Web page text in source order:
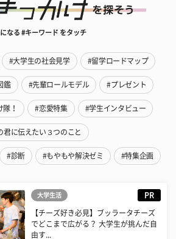
なる #キーワード をタッチ
#大学生の社会見学 #留学ロードマップ
鑑 #先輩ロールモデル #プレゼント
！ #恋愛特集 #学生インタビュー
君に伝えたい３つのこと
#診断 #もやもや解決ゼミ #特集企画
大学生活 PR
【チーズ好き必見】ブッラータチーズ
でどこまで広がる？ 大学生が挑んだ自
由す...